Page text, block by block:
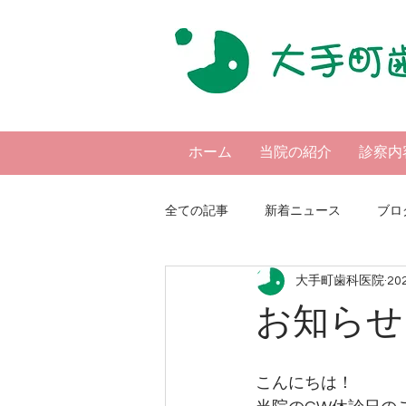
ホーム 当院の紹介 診察内
全ての記事 新着ニュース ブロ
お知らせ
大手町歯科医院
こんにちは！